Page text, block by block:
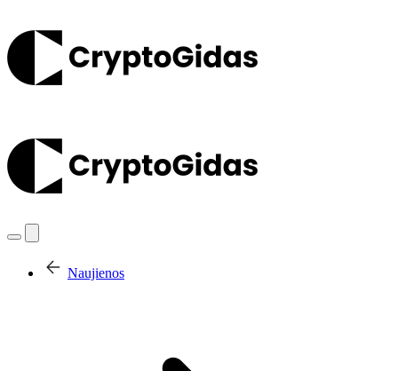
Naujienos